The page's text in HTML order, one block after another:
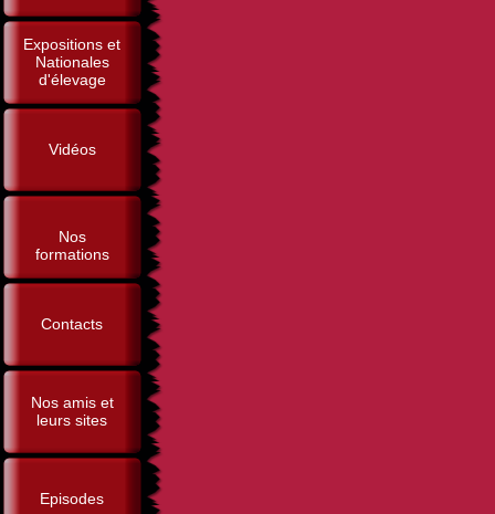
Expositions et
Nationales
d'élevage
Vidéos
Nos
formations
Contacts
Nos amis et
leurs sites
Episodes